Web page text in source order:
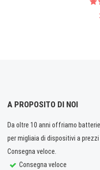
A PROPOSITO DI NOI
Da oltre 10 anni offriamo
per migliaia di dispositivi a
Consegna veloce.
Consegna veloce